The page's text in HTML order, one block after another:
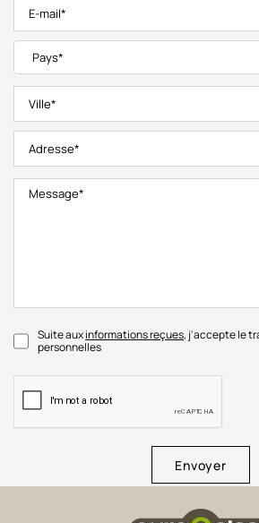
Suite auxinformations reçues, j'accepte le
personnelles
Envoyer